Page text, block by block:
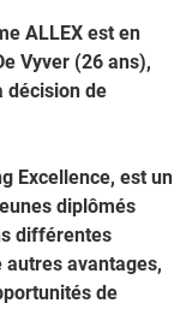
ALLEX est en
Vyver (26 ans),
décision de
Excellence, est un
diplômés
différentes
autres avantages,
de